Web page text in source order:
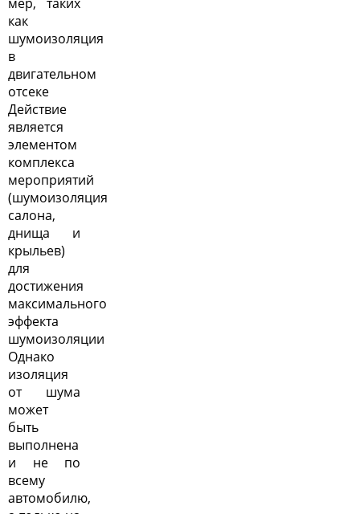
как
шумоизоляция
в
двигательном
отсеке
Действие
является
элементом
комплекса
мероприятий
(шумоизоляция
салона,
днища и
крыльев)
для
достижения
максимального
эффекта
шумоизоляции
Однако
изоляция
от шума
может
быть
выполнена
и не по
всему
автомобилю,